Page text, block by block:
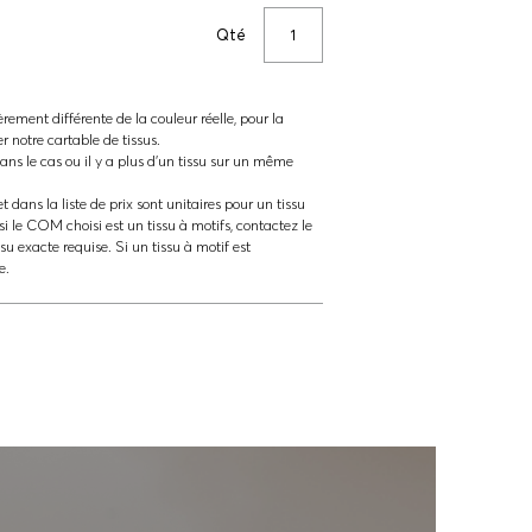
Qté
différente de la couleur réelle, pour la
notre cartable de tissus.
le cas ou il y a plus d'un tissu sur un même
dans la liste de prix sont unitaires pour un tissu
le COM choisi est un tissu à motifs, contactez le
exacte requise. Si un tissu à motif est